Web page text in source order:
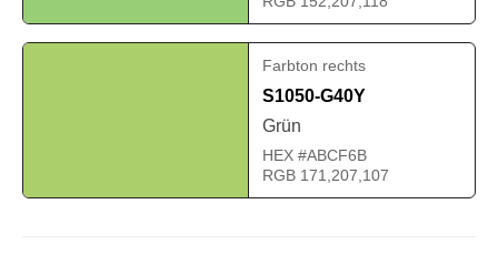
Farbton rechts
S1050-G40Y
Grün
HEX #ABCF6B
RGB 171,207,107